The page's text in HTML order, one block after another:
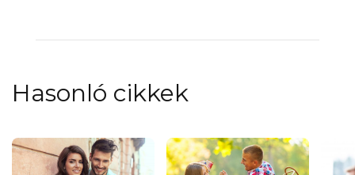
Hasonló cikkek